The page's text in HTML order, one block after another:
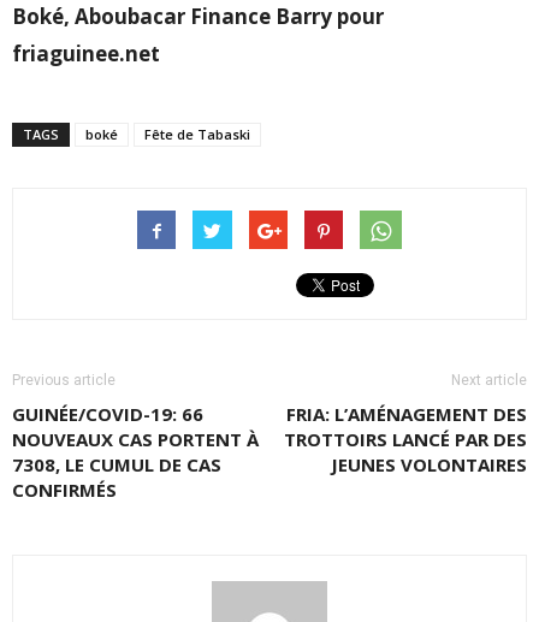
Boké, Aboubacar Finance Barry pour
friaguinee.net
TAGS boké Fête de Tabaski
Previous article
GUINÉE/COVID-19: 66
NOUVEAUX CAS PORTENT À
7308, LE CUMUL DE CAS
CONFIRMÉS
Next article
FRIA: L’AMÉNAGEMENT DES
TROTTOIRS LANCÉ PAR DES
JEUNES VOLONTAIRES